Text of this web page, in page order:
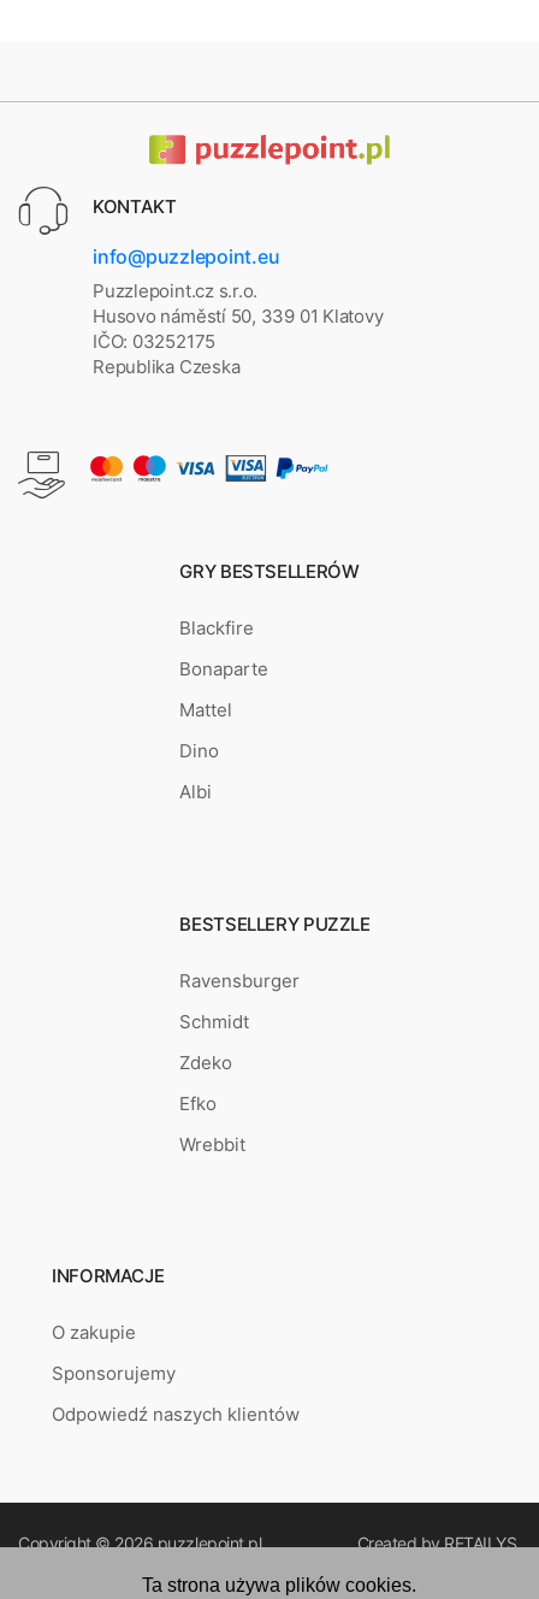
KONTAKT
info@puzzlepoint.eu
Puzzlepoint.cz s.r.o.
Husovo náměstí 50, 339 01 Klatovy
IČO: 03252175
Republika Czeska
GRY BESTSELLERÓW
Blackfire
Bonaparte
Mattel
Dino
Albi
BESTSELLERY PUZZLE
Ravensburger
Schmidt
Zdeko
Efko
Wrebbit
INFORMACJE
O zakupie
Sponsorujemy
Odpowiedź naszych klientów
Copyright © 2026puzzlepoint.pl Created byRETAILYS.
Ta strona używa plików cookies.